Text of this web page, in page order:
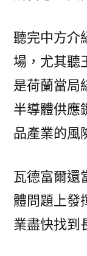
聽完中方介
場，尤其聽
是荷蘭當局
半導體供應
品產業的風
瓦德富爾還
體問題上發
業盡快找到